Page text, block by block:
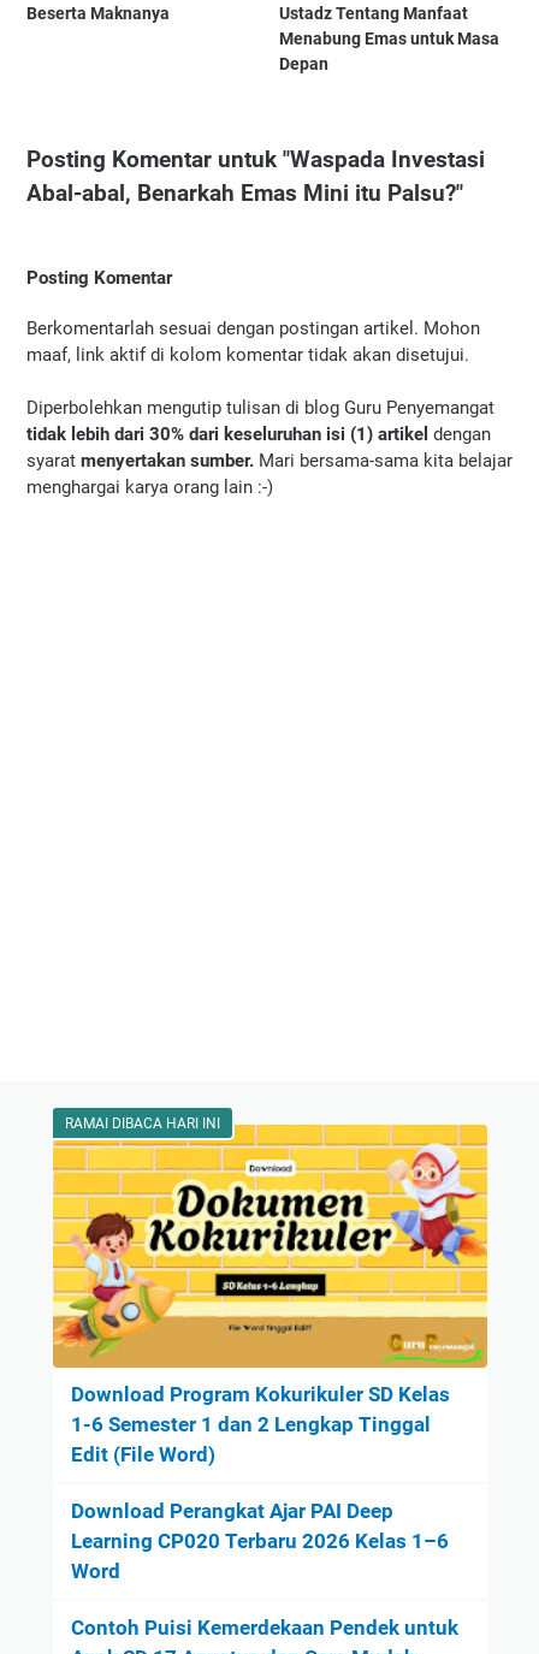
Beserta Maknanya
Ustadz Tentang Manfaat
Menabung Emas untuk Masa
Depan
Posting Komentar untuk "Waspada Investasi
Abal-abal, Benarkah Emas Mini itu Palsu?"
Posting Komentar
Berkomentarlah sesuai dengan postingan artikel. Mohon
maaf, link aktif di kolom komentar tidak akan disetujui.
Diperbolehkan mengutip tulisan di blog Guru Penyemangat
tidak lebih dari 30% dari keseluruhan isi (1) artikel dengan
syarat menyertakan sumber. Mari bersama-sama kita belajar
menghargai karya orang lain :-)
RAMAI DIBACA HARI INI
Download Program Kokurikuler SD Kelas
1-6 Semester 1 dan 2 Lengkap Tinggal
Edit (File Word)
Download Perangkat Ajar PAI Deep
Learning CP020 Terbaru 2026 Kelas 1–6
Word
Contoh Puisi Kemerdekaan Pendek untuk